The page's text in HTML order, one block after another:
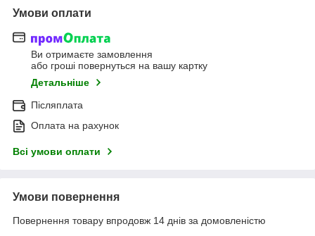
Умови оплати
Ви отримаєте замовлення
або гроші повернуться на вашу картку
Детальніше
Післяплата
Оплата на рахунок
Всі умови оплати
Умови повернення
Повернення товару впродовж 14 днів за домовленістю